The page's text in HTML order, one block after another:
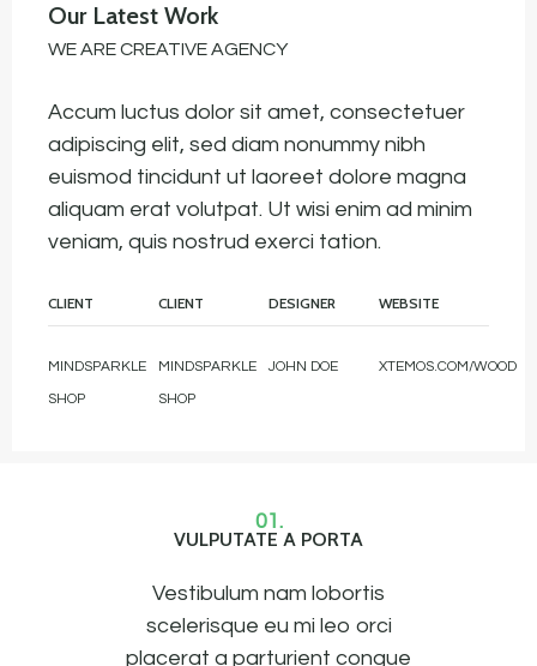
Our Latest Work
WE ARE CREATIVE AGENCY
Accum luctus dolor sit amet, consectetuer
adipiscing elit, sed diam nonummy nibh
euismod tincidunt ut laoreet dolore magna
aliquam erat volutpat. Ut wisi enim ad minim
veniam, quis nostrud exerci tation.
CLIENT
MINDSPARKLE
SHOP
CLIENT
MINDSPARKLE
SHOP
DESIGNER
JOHN DOE
WEBSITE
XTEMOS.COM/WOOD
01.
VULPUTATE A PORTA
Vestibulum nam lobortis
scelerisque eu mi leo orci
placerat a parturient congue